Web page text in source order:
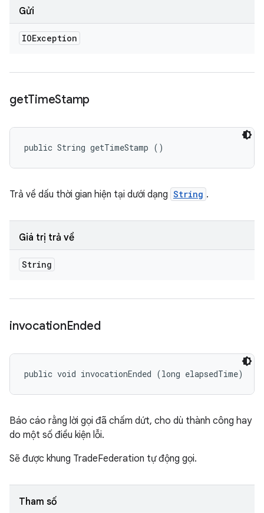
Gửi
IOException
getTimeStamp
public String getTimeStamp ()
Trả về dấu thời gian hiện tại dưới dạng String .
Giá trị trả về
String
invocationEnded
public void invocationEnded (long elapsedTime)
Báo cáo rằng lời gọi đã chấm dứt, cho dù thành công hay
do một số điều kiện lỗi.
Sẽ được khung TradeFederation tự động gọi.
Tham số